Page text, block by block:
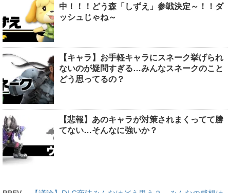
中！！！どう森「しずえ」参戦決定～！！ダ
ッシュじゃね～
【キャラ】お手軽キャラにスネーク挙げられ
ないのが疑問すぎる…みんなスネークのこと
どう思ってるの？
【悲報】あのキャラが対策されまくってて勝
てない…そんなに強いか？